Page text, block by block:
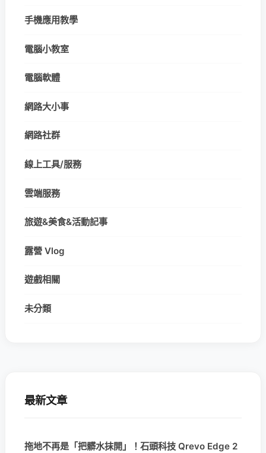
手機應用教學
電腦小教室
電腦軟體
網路大小事
網路社群
線上工具/服務
雲端服務
旅遊&美食&活動記事
露營 Vlog
遊戲相關
未分類
最新文章
拖地不再是「把髒水抹開」！石頭科技 Qrevo Edge 2